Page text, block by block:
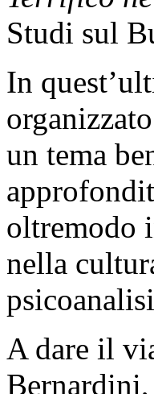
Studi sul
In
un tema
oltremodo
nella
A dare il
Bernardini,